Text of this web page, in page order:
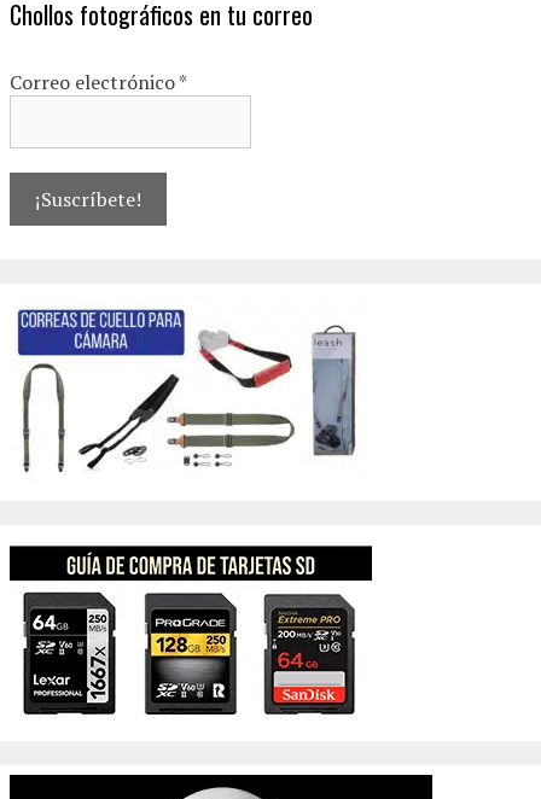
Chollos fotográficos en tu correo
Correo electrónico*